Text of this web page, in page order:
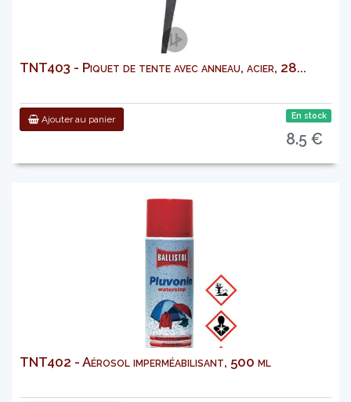
TNT403 - Piquet de tente avec anneau, acier, 28...
Ajouter au panier En stock
8.5 €
TNT402 - Aérosol imperméabilisant, 500 ml